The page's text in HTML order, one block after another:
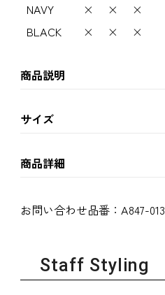
NAVY
× ×
×
BLACK
× × ×
商品説明
サイズ
商品詳細
お問い合わせ品番： A847-013
Staff Styling